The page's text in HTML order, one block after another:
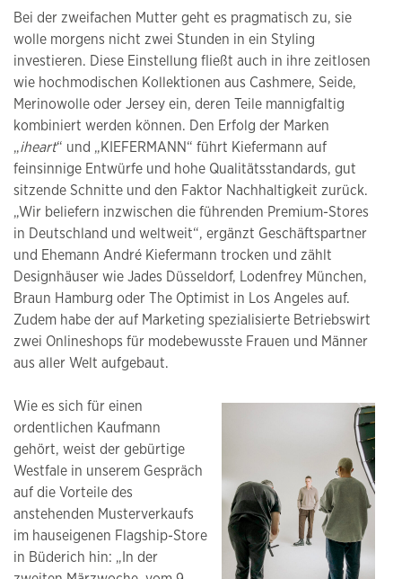
Bei der zweifachen Mutter geht es pragmatisch zu, sie
wolle morgens nicht zwei Stunden in ein Styling
investieren. Diese Einstellung fließt auch in ihre zeitlosen
wie hochmodischen Kollektionen aus Cashmere, Seide,
Merinowolle oder Jersey ein, deren Teile mannigfaltig
kombiniert werden können. Den Erfolg der Marken
„iheart“ und „KIEFERMANN“ führt Kiefermann auf
feinsinnige Entwürfe und hohe Qualitätsstandards, gut
sitzende Schnitte und den Faktor Nachhaltigkeit zurück.
„Wir beliefern inzwischen die führenden Premium-Stores
in Deutschland und weltweit“, ergänzt Geschäftspartner
und Ehemann André Kiefermann trocken und zählt
Designhäuser wie Jades Düsseldorf, Lodenfrey München,
Braun Hamburg oder The Optimist in Los Angeles auf.
Zudem habe der auf Marketing spezialisierte Betriebswirt
zwei Onlineshops für modebewusste Frauen und Männer
aus aller Welt aufgebaut.
Wie es sich für einen
ordentlichen Kaufmann
gehört, weist der gebürtige
Westfale in unserem Gespräch
auf die Vorteile des
anstehenden Musterverkaufs
im hauseigenen Flagship-Store
in Büderich hin: „In der